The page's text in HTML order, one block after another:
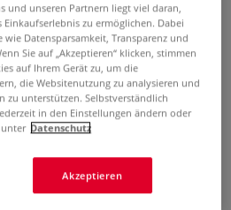
Soft-Grip™
und unseren Partnern liegt viel daran,
zu ermöglichen. Dabei
Datensparsamkeit, Transparenz und
Sie auf „Akzeptieren“ klicken, stimmen
auf Ihrem Gerät zu, um die
die Websitenutzung zu analysieren und
zu unterstützen. Selbstverständlich
in den Einstellungen ändern oder
Datenschutz
Akzeptieren